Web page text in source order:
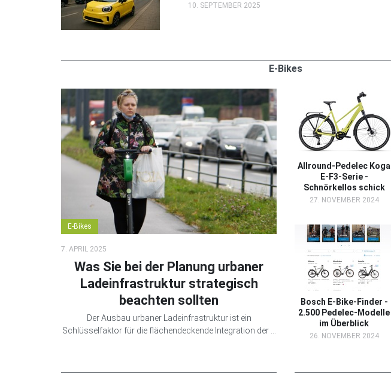
10. SEPTEMBER 2025
E-Bikes
E-Bikes
7. APRIL 2025
Was Sie bei der Planung urbaner
Ladeinfrastruktur strategisch
beachten sollten
Der Ausbau urbaner Ladeinfrastruktur ist ein
Schlüsselfaktor für die flächendeckende Integration der ...
Allround-Pedelec Koga
E-F3-Serie -
Schnörkellos schick
27. NOVEMBER 2024
Bosch E-Bike-Finder -
2.500 Pedelec-Modelle
im Überblick
26. NOVEMBER 2024